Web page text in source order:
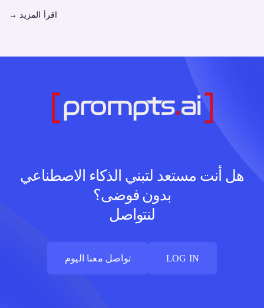
اقرأ المزيد →
هل أنت مستعد لتبني الذكاء الاصطناعي
بدون فوضى؟
لنتواصل
تواصل معنا اليوم
LOG IN